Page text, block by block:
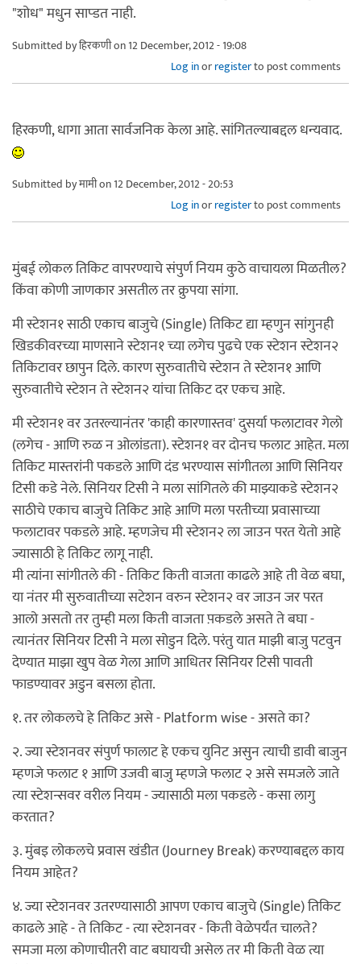
"शोध" मधुन साप्डत नाही.
Submitted byहिरकणीon 12 December, 2012 - 19:08
Log inorregisterto post comments
हिरकणी, धागा आता सार्वजनिक केला आहे. सांगितल्याबद्दल धन्यवाद.
Submitted byमामीon 12 December, 2012 - 20:53
Log inorregisterto post comments
मुंबई लोकल तिकिट वापरण्याचे संपुर्ण नियम कुठे वाचायला मिळतील?
किंवा कोणी जाणकार असतील तर क्रुपया सांगा.
मी स्टेशन१ साठी एकाच बाजुचे (Single) तिकिट द्या म्हणुन सांगुनही
खिडकीवरच्या माणसाने स्टेशन१ च्या लगेच पुढचे एक स्टेशन स्टेशन२
तिकिटावर छापुन दिले. कारण सुरुवातीचे स्टेशन ते स्टेशन१ आणि
सुरुवातीचे स्टेशन ते स्टेशन२ यांचा तिकिट दर एकच आहे.
मी स्टेशन१ वर उतरल्यानंतर 'काही कारणास्तव' दुसर्या फलाटावर गेलो
(लगेच - आणि रुळ न ओलांडता). स्टेशन१ वर दोनच फलाट आहेत. मला
तिकिट मास्तरांनी पकडले आणि दंड भरण्यास सांगीतला आणि सिनियर
टिसी कडे नेले. सिनियर टिसी ने मला सांगितले की माझ्याकडे स्टेशन२
साठीचे एकाच बाजुचे तिकिट आहे आणि मला परतीच्या प्रवासाच्या
फलाटावर पकडले आहे. म्हणजेच मी स्टेशन२ ला जाउन परत येतो आहे
ज्यासाठी हे तिकिट लागू नाही.
मी त्यांना सांगीतले की - तिकिट किती वाजता काढले आहे ती वेळ बघा,
या नंतर मी सुरुवातीच्या सटेशन वरुन स्टेशन२ वर जाउन जर परत
आलो असतो तर तुम्ही मला किती वाजता प़कडले असते ते बघा -
त्यानंतर सिनियर टिसी ने मला सोडुन दिले. परंतु यात माझी बाजु पटवुन
देण्यात माझा खुप वेळ गेला आणि आधितर सिनियर टिसी पावती
फाडण्यावर अडुन बसला होता.
१. तर लोकलचे हे तिकिट असे - Platform wise - असते का?
२. ज्या स्टेशनवर संपुर्ण फालाट हे एकच युनिट असुन त्याची डावी बाजुन
म्हणजे फलाट १ आणि उजवी बाजु म्हणजे फलाट २ असे समजले जाते
त्या स्टेशन्सवर वरील नियम - ज्यासाठी मला पकडले - कसा लागु
करतात?
३. मुंबइ लोकलचे प्रवास खंडीत (Journey Break) करण्याबद्दल काय
नियम आहेत?
४. ज्या स्टेशनवर उतरण्यासाठी आपण एकाच बाजुचे (Single) तिकिट
काढले आहे - ते तिकिट - त्या स्टेशनवर - किती वेळेपर्यंत चालते?
समजा मला कोणाचीतरी वाट बघायची असेल तर मी किती वेळ त्या